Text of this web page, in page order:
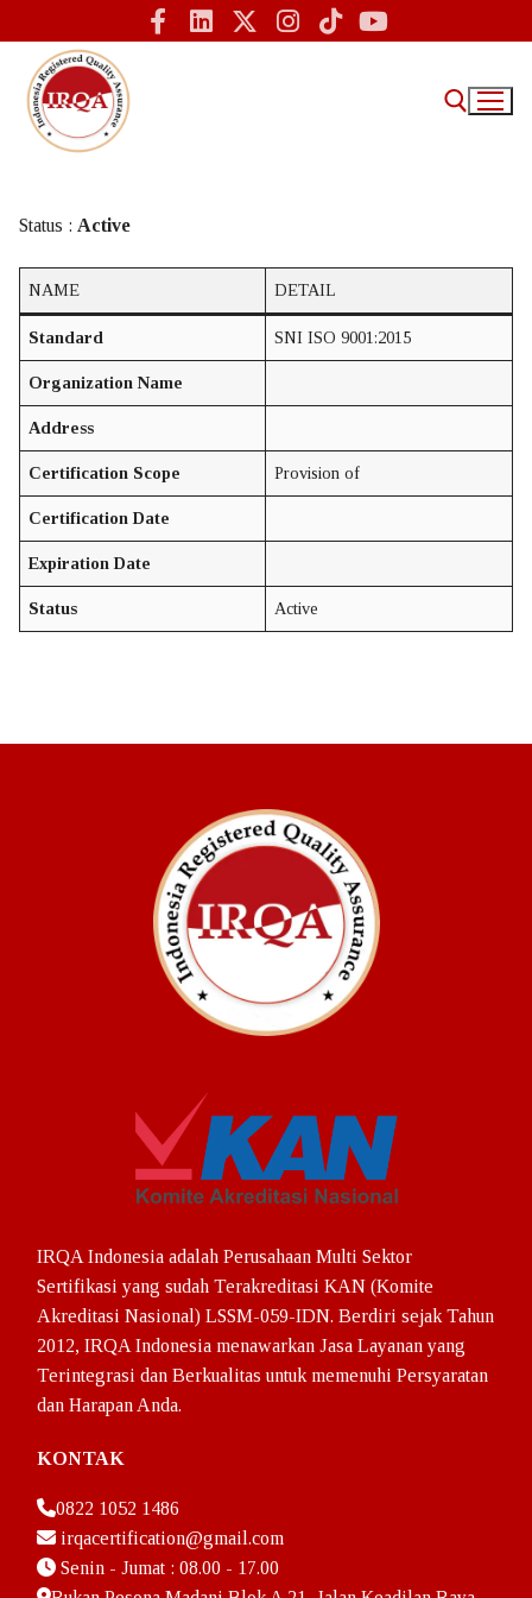
IRQA
Tentang Kami – IRQA Indonesia
Sertifikasi ISO
Informasi
Sertifikasi
Pendaftaran dan Penerbitan Sertifikat
Penambahan – Pengurangan Ruang Lingkup Sertifikasi
Ketidakberpihakan
Hak dan Kewajiban
Prosedur Banding
Sumber Dana
LS – Umrah Haji Khusus
Pelatihan Sertifikasi ISO
ISO 9001:2015
ISO 14001:2015
ISO 21001:2018
ISO 22001:2018
ISO 37001:2016
Status : Active
NAME DETAIL
Standard SNI ISO 9001:2015
Organization Name
Address
Certification Scope Provision of
Certification Date
Expiration Date
Status Active
IRQA Indonesia adalah Perusahaan Multi Sektor
Sertifikasi yang sudah Terakreditasi KAN (Komite
Akreditasi Nasional) LSSM-059-IDN. Berdiri sejak Tahun
2012, IRQA Indonesia menawarkan Jasa Layanan yang
Terintegrasi dan Berkualitas untuk memenuhi Persyaratan
dan Harapan Anda.
KONTAK
0822 1052 1486
irqacertification@gmail.com
Senin - Jumat : 08.00 - 17.00